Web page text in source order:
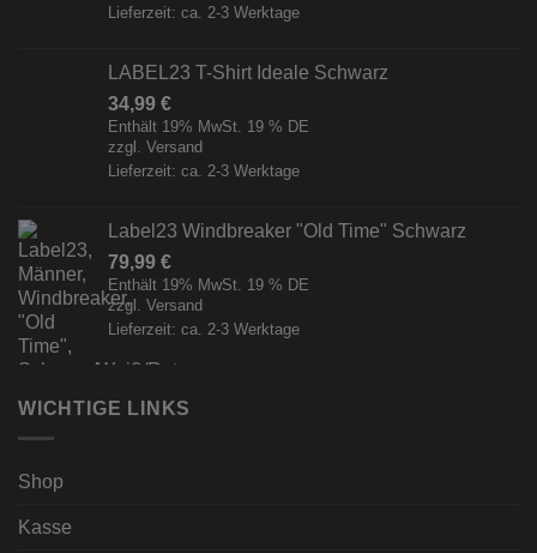
Lieferzeit: ca. 2-3 Werktage
LABEL23 T-Shirt Ideale Schwarz
34,99 €
Enthält 19% MwSt. 19 % DE
zzgl. Versand
Lieferzeit: ca. 2-3 Werktage
Label23 Windbreaker "Old Time" Schwarz
79,99 €
Enthält 19% MwSt. 19 % DE
zzgl. Versand
Lieferzeit: ca. 2-3 Werktage
WICHTIGE LINKS
Shop
Kasse